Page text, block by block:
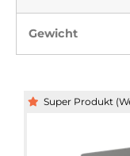
Gewicht
Super Produkt